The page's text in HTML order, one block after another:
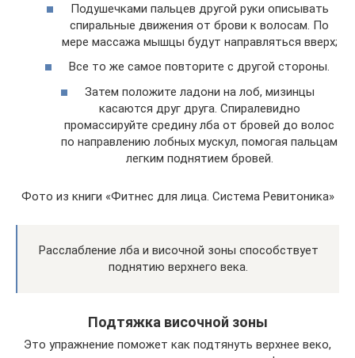
Подушечками пальцев другой руки описывать
спиральные движения от брови к волосам. По
мере массажа мышцы будут направляться вверх;
Все то же самое повторите с другой стороны.
Затем положите ладони на лоб, мизинцы
касаются друг друга. Спиралевидно
промассируйте средину лба от бровей до волос
по направлению лобных мускул, помогая пальцам
легким поднятием бровей.
Фото из книги «Фитнес для лица. Система Ревитоника»
Расслабление лба и височной зоны способствует
поднятию верхнего века.
Подтяжка височной зоны
Это упражнение поможет как подтянуть верхнее веко,